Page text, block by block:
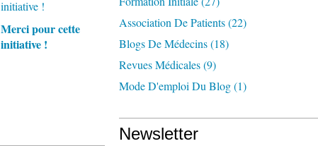
Merci pour cette
initiative !
Association De Patients(22)
Blogs De Médecins(18)
Revues Médicales(9)
Mode D'emploi Du Blog(1)
Newsletter